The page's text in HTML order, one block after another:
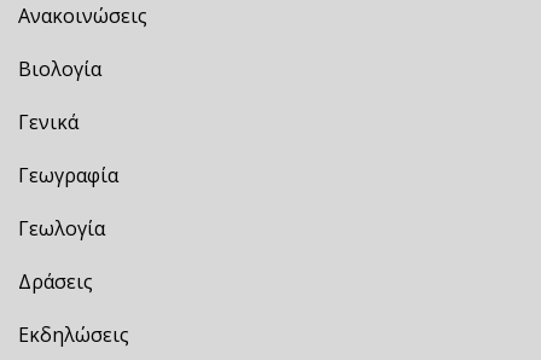
Ανακοινώσεις
Βιολογία
Γενικά
Γεωγραφία
Γεωλογία
Δράσεις
Εκδηλώσεις